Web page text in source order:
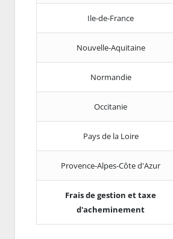
Ile-de-France
Nouvelle-Aquitaine
Normandie
Occitanie
Pays de la Loire
Provence-Alpes-Côte d'Azur
Frais de gestion et taxe
d'acheminement